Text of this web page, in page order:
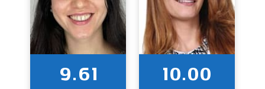
10.00
9.61